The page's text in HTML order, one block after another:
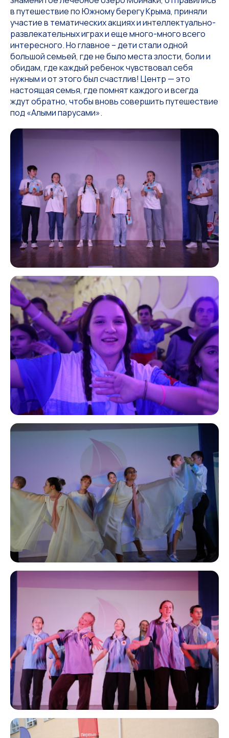
в путешествие по Южному берегу Крыма, приняли
участие в тематических акциях и интеллектуально-
развлекательных играх и еще много-много всего
интересного. Но главное – дети стали одной
большой семьей, где не было места злости, боли и
обидам, где каждый ребенок чувствовал себя
нужным и от этого был счастлив! Центр — это
настоящая семья, где помнят каждого и всегда
ждут обратно, чтобы вновь совершить путешествие
под «Алыми парусами».